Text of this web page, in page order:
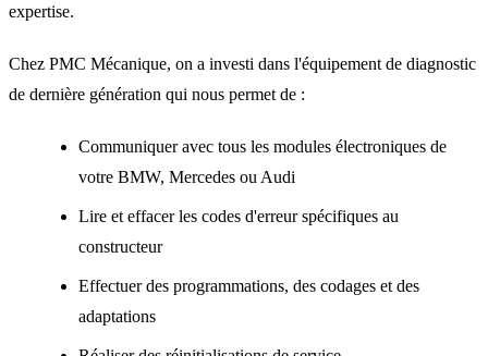
expertise.
Chez PMC Mécanique, on a investi dans l'équipement de diagnostic
de dernière génération qui nous permet de :
Communiquer avec tous les modules électroniques de
votre BMW, Mercedes ou Audi
Lire et effacer les codes d'erreur spécifiques au
constructeur
Effectuer des programmations, des codages et des
adaptations